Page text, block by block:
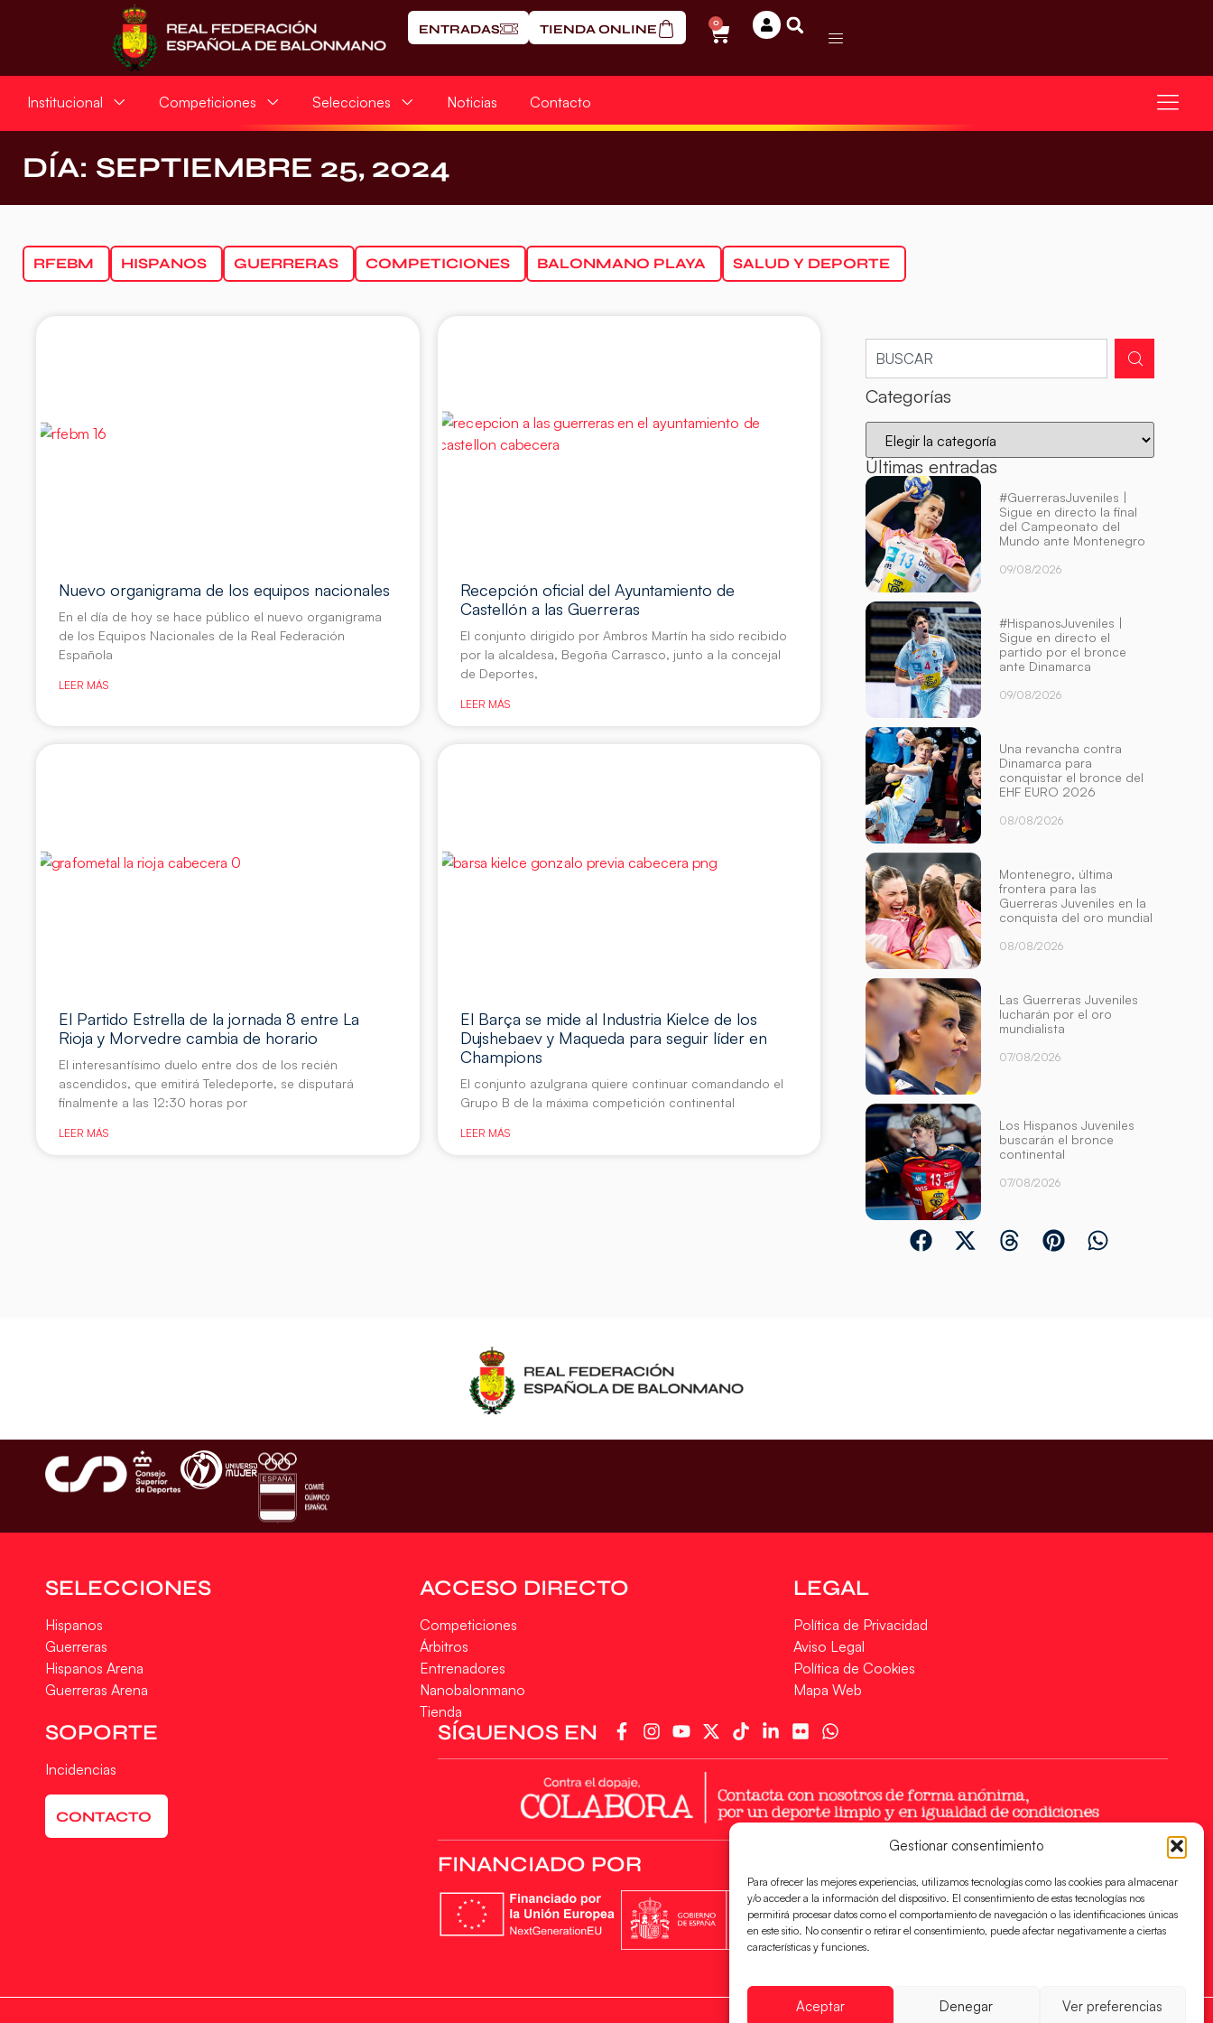
Gestionar consentimiento
Para ofrecer las mejores experiencias, utilizamos tecnologías como las cookies para almacenar
y/o acceder a la información del dispositivo. El consentimiento de estas tecnologías nos
permitirá procesar datos como el comportamiento de navegación o las identificaciones únicas
en este sitio. No consentir o retirar el consentimiento, puede afectar negativamente a ciertas
características y funciones.
Aceptar Denegar Ver preferencias
ENTRADAS TIENDA ONLINE 0
Institucional Competiciones Selecciones Noticias Contacto
DÍA: SEPTIEMBRE 25, 2024
RFEBM HISPANOS GUERRERAS COMPETICIONES BALONMANO PLAYA SALUD Y DEPORTE
Nuevo organigrama de los equipos nacionales
En el día de hoy se hace público el nuevo organigrama
de los Equipos Nacionales de la Real Federación
Española
LEER MÁS
Recepción oficial del Ayuntamiento de
Castellón a las Guerreras
El conjunto dirigido por Ambros Martín ha sido recibido
por la alcaldesa, Begoña Carrasco, junto a la concejal
de Deportes,
LEER MÁS
El Partido Estrella de la jornada 8 entre La
Rioja y Morvedre cambia de horario
El interesantísimo duelo entre dos de los recién
ascendidos, que emitirá Teledeporte, se disputará
finalmente a las 12:30 horas por
LEER MÁS
El Barça se mide al Industria Kielce de los
Dujshebaev y Maqueda para seguir líder en
Champions
El conjunto azulgrana quiere continuar comandando el
Grupo B de la máxima competición continental
LEER MÁS
Categorías
Últimas entradas
#GuerrerasJuveniles |
Sigue en directo la final
del Campeonato del
Mundo ante Montenegro
09/08/2026
#HispanosJuveniles |
Sigue en directo el
partido por el bronce
ante Dinamarca
09/08/2026
Una revancha contra
Dinamarca para
conquistar el bronce del
EHF EURO 2026
08/08/2026
Montenegro, última
frontera para las
Guerreras Juveniles en la
conquista del oro mundial
08/08/2026
Las Guerreras Juveniles
lucharán por el oro
mundialista
07/08/2026
Los Hispanos Juveniles
buscarán el bronce
continental
07/08/2026
SELECCIONES
Hispanos
Guerreras
Hispanos Arena
Guerreras Arena
ACCESO DIRECTO
Competiciones
Árbitros
Entrenadores
Nanobalonmano
Tienda
LEGAL
Política de Privacidad
Aviso Legal
Política de Cookies
Mapa Web
SOPORTE
Incidencias
CONTACTO
SÍGUENOS EN
FINANCIADO POR